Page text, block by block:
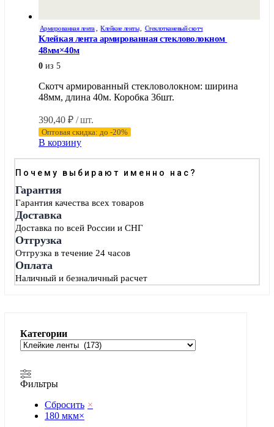
Армированная лента, Клейкие ленты, Стеклотканевый скотч
Клейкая лента армированная стекловолокном
48мм×40м
0 из 5
Скотч армированный стекловолокном: ширина
48мм, длина 40м. Коробка 36шт.
390,40 ₽ / шт.
Оптовая скидка: до -20%
В корзину
Почему выбирают именно нас?
Гарантия
Гарантия качества всех товаров
Доставка
Доставка по всей России и СНГ
Отгрузка
Отгрузка в течение 24 часов
Оплата
Наличный и безналичный расчет
Категории
Фильтры
Сбросить ×
180 мкм×